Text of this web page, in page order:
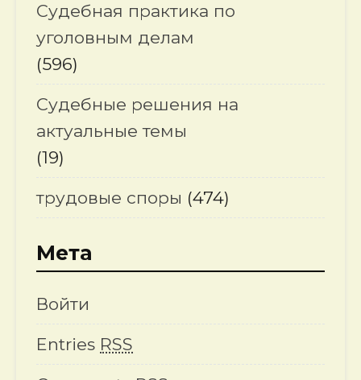
Судебная практика по
уголовным делам
(596)
Судебные решения на
актуальные темы
(19)
трудовые споры (474)
Мета
Войти
Entries RSS